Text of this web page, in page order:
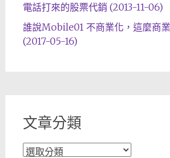
電話打來的股票代銷 (2013-11-06)
誰說Mobile01 不商業化，這麼商
(2017-05-16)
文章分類
文